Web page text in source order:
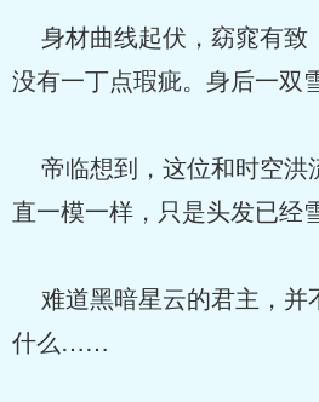
身材曲线起伏，窈窕有致
没有一丁点瑕疵。身后一双
帝临想到，这位和时空洪
直一模一样，只是头发已经
难道黑暗星云的君主，并
什么……